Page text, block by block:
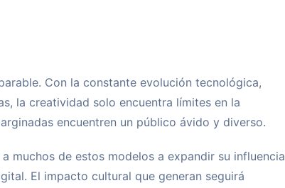
Con la constante evolución tecnológica,
la creatividad solo encuentra límites en la
encuentren un público ávido y diverso.
muchos de estos modelos a expandir su influencia
El impacto cultural que generan seguirá